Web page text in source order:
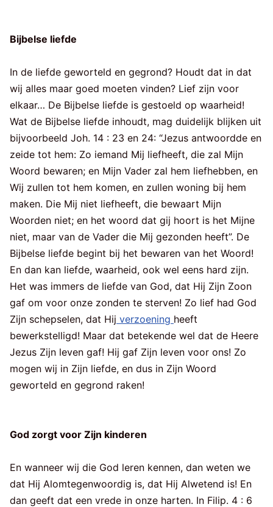
Bijbelse liefde
In de liefde geworteld en gegrond? Houdt dat in dat
wij alles maar goed moeten vinden? Lief zijn voor
elkaar… De Bijbelse liefde is gestoeld op waarheid!
Wat de Bijbelse liefde inhoudt, mag duidelijk blijken uit
bijvoorbeeld Joh. 14 : 23 en 24: “Jezus antwoordde en
zeide tot hem: Zo iemand Mij liefheeft, die zal Mijn
Woord bewaren; en Mijn Vader zal hem liefhebben, en
Wij zullen tot hem komen, en zullen woning bij hem
maken. Die Mij niet liefheeft, die bewaart Mijn
Woorden niet; en het woord dat gij hoort is het Mijne
niet, maar van de Vader die Mij gezonden heeft”. De
Bijbelse liefde begint bij het bewaren van het Woord!
En dan kan liefde, waarheid, ook wel eens hard zijn.
Het was immers de liefde van God, dat Hij Zijn Zoon
gaf om voor onze zonden te sterven! Zo lief had God
Zijn schepselen, dat Hij verzoening heeft
bewerkstelligd! Maar dat betekende wel dat de Heere
Jezus Zijn leven gaf! Hij gaf Zijn leven voor ons! Zo
mogen wij in Zijn liefde, en dus in Zijn Woord
geworteld en gegrond raken!
God zorgt voor Zijn kinderen
En wanneer wij die God leren kennen, dan weten we
dat Hij Alomtegenwoordig is, dat Hij Alwetend is! En
dan geeft dat een vrede in onze harten. In Filip. 4 : 6